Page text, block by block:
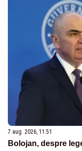
7 aug. 2026, 11:51
Bolojan, despre